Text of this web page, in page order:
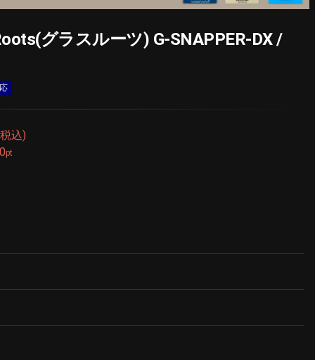
グラスルーツ) G-SNAPPER-DX /
込)
pt